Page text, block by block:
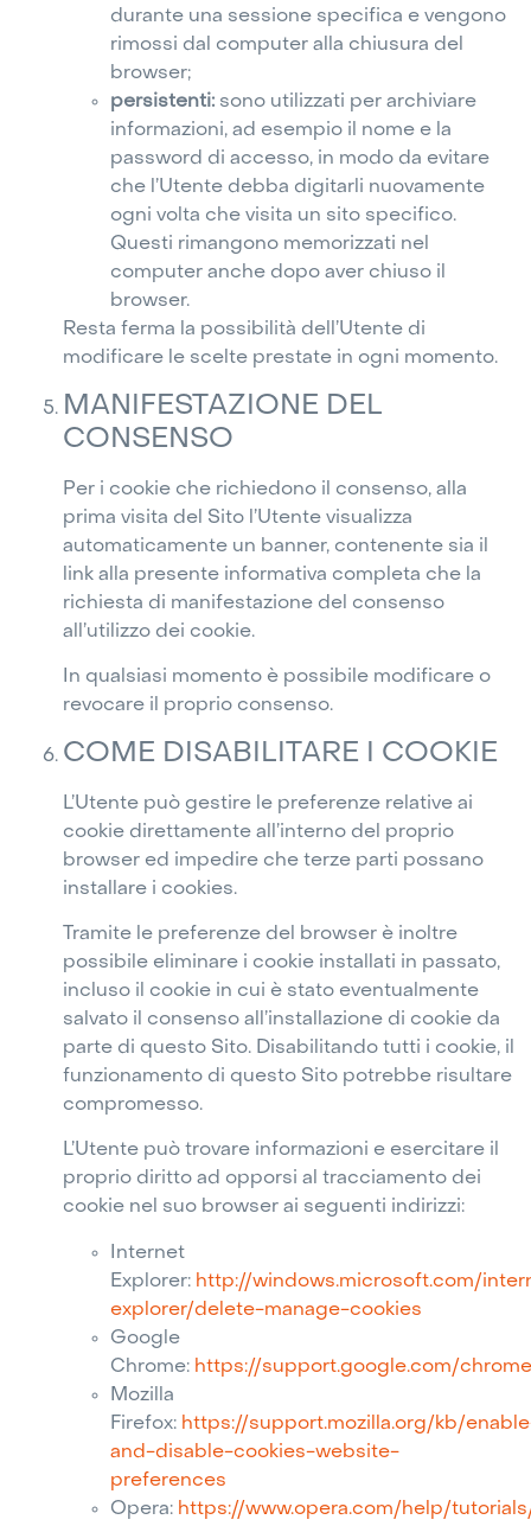
durante una sessione specifica e vengono
rimossi dal computer alla chiusura del
browser;
persistenti: sono utilizzati per archiviare
informazioni, ad esempio il nome e la
password di accesso, in modo da evitare
che l’Utente debba digitarli nuovamente
ogni volta che visita un sito specifico.
Questi rimangono memorizzati nel
computer anche dopo aver chiuso il
browser.
Resta ferma la possibilità dell’Utente di
modificare le scelte prestate in ogni momento.
MANIFESTAZIONE DEL
CONSENSO
Per i cookie che richiedono il consenso, alla
prima visita del Sito l’Utente visualizza
automaticamente un banner, contenente sia il
link alla presente informativa completa che la
richiesta di manifestazione del consenso
all’utilizzo dei cookie.
In qualsiasi momento è possibile modificare o
revocare il proprio consenso.
COME DISABILITARE I COOKIE
L’Utente può gestire le preferenze relative ai
cookie direttamente all’interno del proprio
browser ed impedire che terze parti possano
installare i cookies.
Tramite le preferenze del browser è inoltre
possibile eliminare i cookie installati in passato,
incluso il cookie in cui è stato eventualmente
salvato il consenso all’installazione di cookie da
parte di questo Sito. Disabilitando tutti i cookie, il
funzionamento di questo Sito potrebbe risultare
compromesso.
L’Utente può trovare informazioni e esercitare il
proprio diritto ad opporsi al tracciamento dei
cookie nel suo browser ai seguenti indirizzi:
Internet
Explorer: http://windows.microsoft.com/
explorer/delete-manage-cookies
Google
Chrome: https://support.google.com/
Mozilla
Firefox: https://support.mozilla.org/kb/
and-disable-cookies-website-
preferences
Opera: https://www.opera.com/help/